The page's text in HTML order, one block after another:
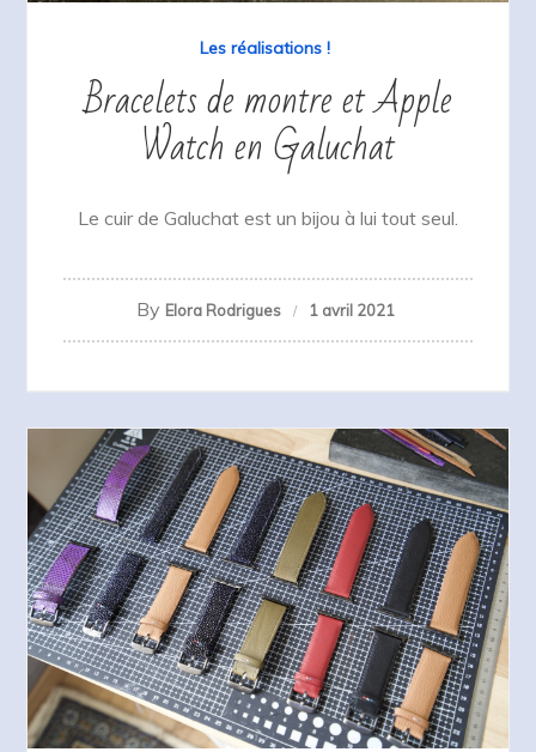
Les réalisations !
Bracelets de montre et Apple
Watch en Galuchat
Le cuir de Galuchat est un bijou à lui tout seul.
By Elora Rodrigues 1 avril 2021